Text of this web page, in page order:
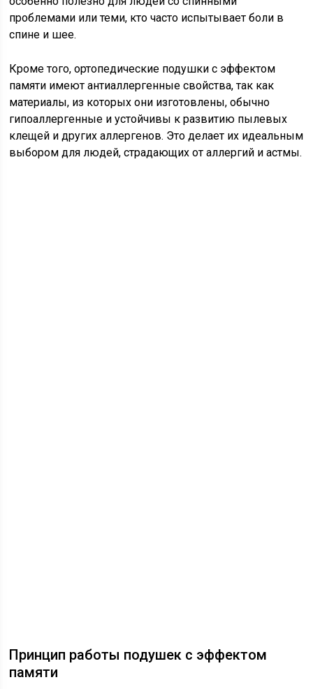
проблемами или теми, кто часто испытывает боли в
спине и шее.
Кроме того, ортопедические подушки с эффектом
памяти имеют антиаллергенные свойства, так как
материалы, из которых они изготовлены, обычно
гипоаллергенные и устойчивы к развитию пылевых
клещей и других аллергенов. Это делает их идеальным
выбором для людей, страдающих от аллергий и астмы.
Принцип работы подушек с эффектом
памяти